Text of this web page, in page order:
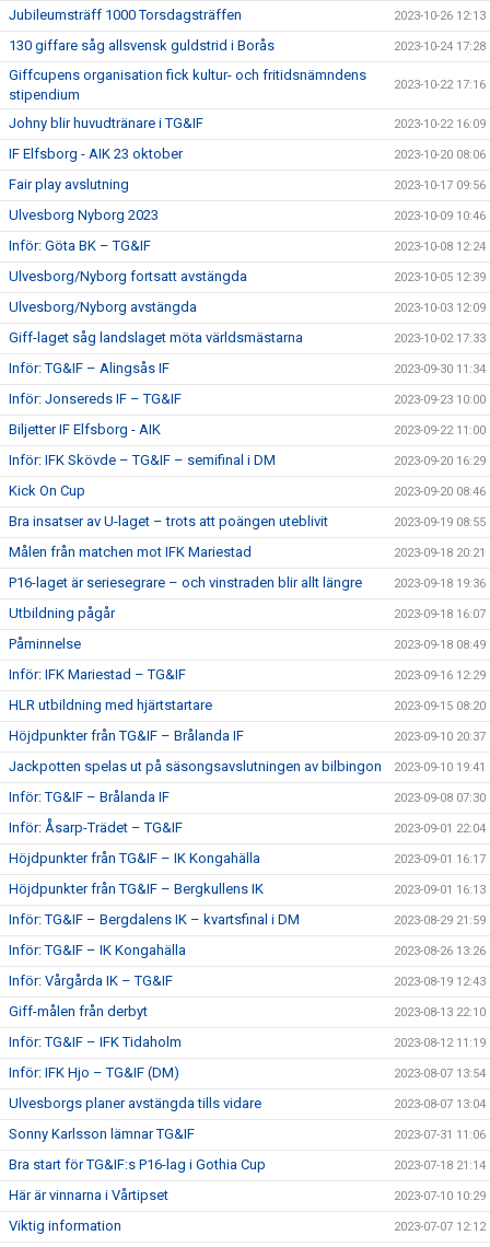
Jubileumsträff 1000 Torsdagsträffen 2023-10-26 12:13
130 giffare såg allsvensk guldstrid i Borås 2023-10-24 17:28
Giffcupens organisation fick kultur- och fritidsnämndens
stipendium
2023-10-22 17:16
Johny blir huvudtränare i TG&IF 2023-10-22 16:09
IF Elfsborg - AIK 23 oktober 2023-10-20 08:06
Fair play avslutning 2023-10-17 09:56
Ulvesborg Nyborg 2023 2023-10-09 10:46
Inför: Göta BK – TG&IF 2023-10-08 12:24
Ulvesborg/Nyborg fortsatt avstängda 2023-10-05 12:39
Ulvesborg/Nyborg avstängda 2023-10-03 12:09
Giff-laget såg landslaget möta världsmästarna 2023-10-02 17:33
Inför: TG&IF – Alingsås IF 2023-09-30 11:34
Inför: Jonsereds IF – TG&IF 2023-09-23 10:00
Biljetter IF Elfsborg - AIK 2023-09-22 11:00
Inför: IFK Skövde – TG&IF – semifinal i DM 2023-09-20 16:29
Kick On Cup 2023-09-20 08:46
Bra insatser av U-laget – trots att poängen uteblivit 2023-09-19 08:55
Målen från matchen mot IFK Mariestad 2023-09-18 20:21
P16-laget är seriesegrare – och vinstraden blir allt längre 2023-09-18 19:36
Utbildning pågår 2023-09-18 16:07
Påminnelse 2023-09-18 08:49
Inför: IFK Mariestad – TG&IF 2023-09-16 12:29
HLR utbildning med hjärtstartare 2023-09-15 08:20
Höjdpunkter från TG&IF – Brålanda IF 2023-09-10 20:37
Jackpotten spelas ut på säsongsavslutningen av bilbingon 2023-09-10 19:41
Inför: TG&IF – Brålanda IF 2023-09-08 07:30
Inför: Åsarp-Trädet – TG&IF 2023-09-01 22:04
Höjdpunkter från TG&IF – IK Kongahälla 2023-09-01 16:17
Höjdpunkter från TG&IF – Bergkullens IK 2023-09-01 16:13
Inför: TG&IF – Bergdalens IK – kvartsfinal i DM 2023-08-29 21:59
Inför: TG&IF – IK Kongahälla 2023-08-26 13:26
Inför: Vårgårda IK – TG&IF 2023-08-19 12:43
Giff-målen från derbyt 2023-08-13 22:10
Inför: TG&IF – IFK Tidaholm 2023-08-12 11:19
Inför: IFK Hjo – TG&IF (DM) 2023-08-07 13:54
Ulvesborgs planer avstängda tills vidare 2023-08-07 13:04
Sonny Karlsson lämnar TG&IF 2023-07-31 11:06
Bra start för TG&IF:s P16-lag i Gothia Cup 2023-07-18 21:14
Här är vinnarna i Vårtipset 2023-07-10 10:29
Viktig information 2023-07-07 12:12